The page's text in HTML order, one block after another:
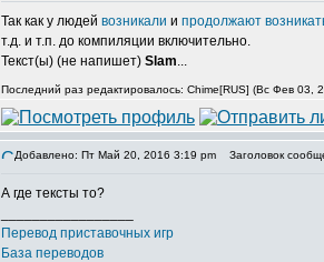
Так как у людей возникали и продолжают
т.д. и т.п. до компиляции включительно.
Текст(ы) (не напишет) Slam...
Последний раз редактировалось: Chime[RUS] (Вс Фев 03,
Добавлено: Пт Май 20, 2016 3:19 pm Заголовок
А где тексты то?
Перевод приставочных игр
База переводов